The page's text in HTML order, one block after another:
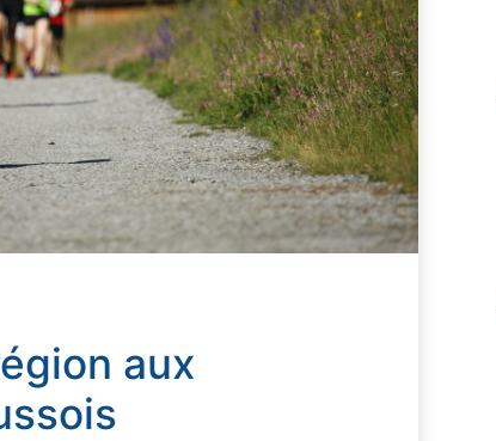
aux